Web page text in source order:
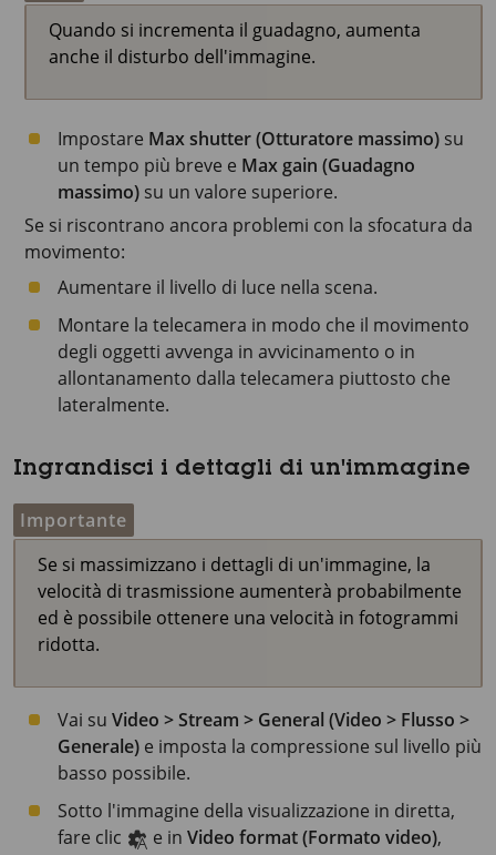
Quando si incrementa il guadagno, aumenta
anche il disturbo dell'immagine.
Impostare Max shutter (Otturatore massimo) su
un tempo più breve e Max gain (Guadagno
massimo) su un valore superiore.
Se si riscontrano ancora problemi con la sfocatura da
movimento:
Aumentare il livello di luce nella scena.
Montare la telecamera in modo che il movimento
degli oggetti avvenga in avvicinamento o in
allontanamento dalla telecamera piuttosto che
lateralmente.
Ingrandisci i dettagli di un'immagine
Importante
Se si massimizzano i dettagli di un'immagine, la
velocità di trasmissione aumenterà probabilmente
ed è possibile ottenere una velocità in fotogrammi
ridotta.
Vai su Video > Stream > General (Video > Flusso >
Generale) e imposta la compressione sul livello più
basso possibile.
Sotto l'immagine della visualizzazione in diretta,
fare clic
e in Video format (Formato video),